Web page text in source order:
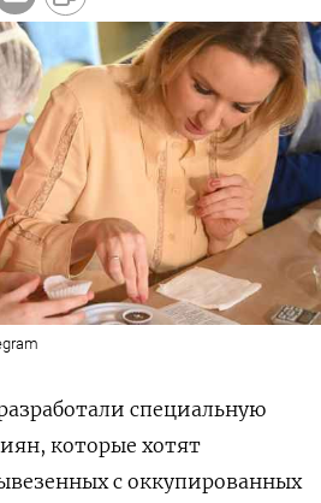
специальную
которые хотят
с оккупированных